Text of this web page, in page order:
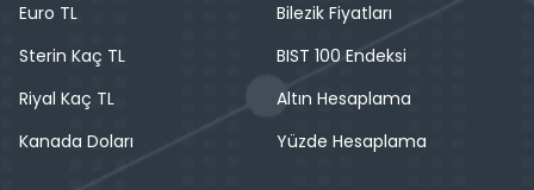
Euro TL
Sterin Kaç TL
Riyal Kaç TL
Kanada Doları
Bilezik Fiyatları
BIST 100 Endeksi
Altın Hesaplama
Yüzde Hesaplama